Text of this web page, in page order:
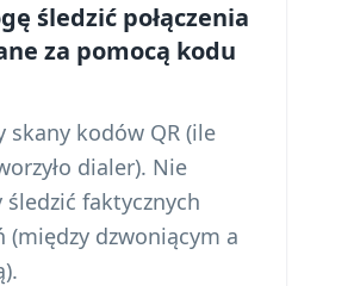
śledzić połączenia
za pomocą kodu
skany kodów QR (ile
dialer). Nie
śledzić faktycznych
(między dzwoniącym a